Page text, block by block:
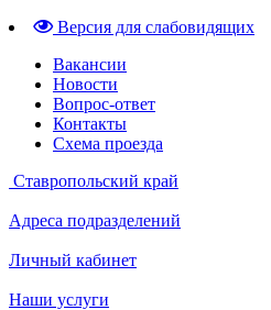
Версия для слабовидящих
Вакансии
Новости
Вопрос-ответ
Контакты
Схема проезда
Ставропольский край
Адреса подразделений
Личный кабинет
Наши услуги